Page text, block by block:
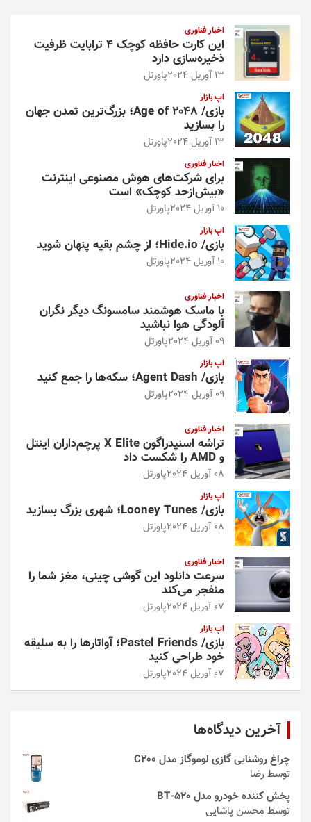
اخبار فناوری
این کارت حافظه کوچک ۴ ترابایت ظرفیت
ذخیره‌سازی دارد
13 آوریل 2024 پاورتل
اپ بازار
بازی/ Age of 2048؛ بزرگ‌ترین تمدن جهان
را بسازید
13 آوریل 2024 پاورتل
اخبار فناوری
برای شرکت‌های هوش مصنوعی اینترنت
«بیش‌از‌حد کوچک» است
10 آوریل 2024 پاورتل
اپ بازار
بازی/ Hide.io؛ از چشم بقیه پنهان شوید
10 آوریل 2024 پاورتل
اخبار فناوری
با ماسک هوشمند سامسونگ دیگر نگران
آلودگی هوا نباشید
09 آوریل 2024 پاورتل
اپ بازار
بازی/ Agent Dash؛ سکه‌ها را جمع کنید
09 آوریل 2024 پاورتل
اخبار فناوری
تراشه اسنپدراگون X Elite پرچم‌داران اینتل
و AMD را شکست داد
08 آوریل 2024 پاورتل
اپ بازار
بازی/ Looney Tunes؛ شهری بزرگ بسازید
08 آوریل 2024 پاورتل
اخبار فناوری
سرعت دانلود این گوشی چینی، مغز شما را
منفجر می‌کند
07 آوریل 2024 پاورتل
اپ بازار
بازی/ Pastel Friends؛ آواتارها را به سلیقه
خود طراحی کنید
07 آوریل 2024 پاورتل
آخرین دیدگاه‌ها
چراغ روشنایی گازی لوموگاز مدل C200
توسط رضا
پخش کننده خودرو مدل 520-BT
توسط محسن پاشایی